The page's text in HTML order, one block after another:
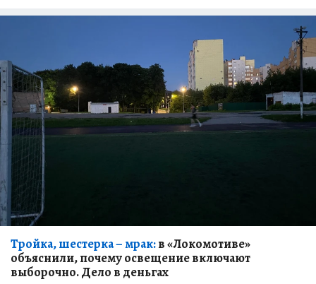
Тройка, шестерка – мрак:в «Локомотиве»
объяснили, почему освещение включают
выборочно. Дело в деньгах